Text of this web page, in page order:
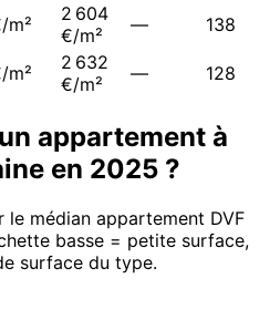
m²
2 604
€/m²
— 138
m²
2 632
€/m²
— 128
appartement à
en 2025 ?
le médian appartement DVF
basse = petite surface,
surface du type.